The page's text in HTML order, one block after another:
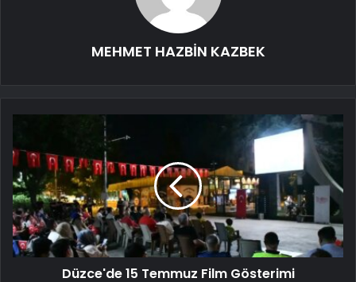
MEHMET HAZBİN KAZBEK
Düzce'de 15 Temmuz Film Gösterimi